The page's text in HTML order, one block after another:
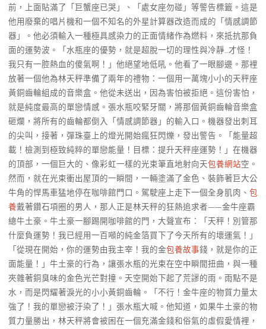
前，上面貼滿了「巨蟹座已哭」、「處女座勿碰」等警告標籤。這是
他用廢棄的唱片機和一個不知名的外星計算器改造而成的「情感調節
器」。他必須輸入一種極具感染力的正面情緒作為燃料，來抵抗那負
面的運勢波。「水瓶座的優勢，就是超脫一切的理性與冷靜…才怪！
我只有一腔熱血的傻氣啊！」他絕望地低吼。他看了一眼腳邊。那裡
放著一個他為林天秤準備了兩年的禮物：一個用一萬塊小小的天秤座
黃銅齒輪組成的音樂盒。他從未送出，因為害怕被拒絕。這份害怕，
就是純度最高的單戀情感。張水瓶咬緊牙關，將那個黃銅齒輪音樂盒
砸爛，將所有的齒輪都倒入「情感調節器」的輸入口。機器發出刺耳
的尖叫，接著，彈珠臺上的燈光開始瘋狂閃爍，發出警告。「能量超
載！檢測到極致純粹的單戀能量！目標：提升天秤座運勢！」在機器
的頂部，一個巨大的、像彩虹一樣的光束筆直地射向天包養網站空。
然而，就在光束衝出屋頂的一瞬間，一輛塗滿了金色、裝飾著巨大公
牛角的悍馬車猛地停在咖啡館門口。駕駛座上走下一個全身肌肉、 包
養戴著鑽石項圈的男人，那人正是林天秤的狂熱追求者——金牛座霸
總牛土豪。牛土豪一腳踢開咖啡館的門，大聲宣布：「天秤！別管那
什麼負運勢！我已經用一百噸的純金箔買下了今天所有的壞運氣！」
「從現在開始，你的運勢由我主宰！我的金包養故事錢，就是你的正
面能量！」牛土豪的行為，讓張水瓶的光束在空中瞬間扭曲，與一種
夾雜著銅臭味的金色光芒對撞。天空開始下起了荒謬的雨。雨點不是
水，而是閃耀著淚光的小小黃銅齒輪。「不行！金牛座的物質力量太
強了！我的單戀被汙染了！」張水瓶大喊。他知道，如果牛土豪的物
質力量勝出，林天秤將會被困在一個充滿金錢和俗氣的虛假愛情裡，